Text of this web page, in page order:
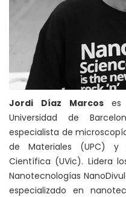
Jordi Díaz Marcos
Universidad de
especialista de
de Materiales (UPC) y
Científica (UVic). Lidera
Nanotecnologías
especializado en